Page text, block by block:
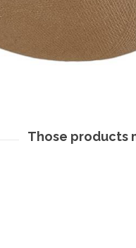
Those products